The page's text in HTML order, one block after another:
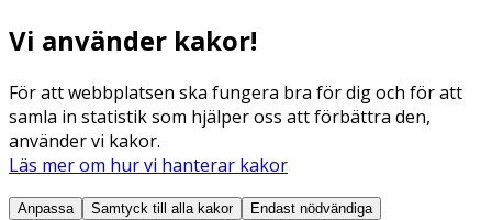
Vi använder kakor!
För att webbplatsen ska fungera bra för dig och för att
samla in statistik som hjälper oss att förbättra den,
använder vi kakor.
Läs mer om hur vi hanterar kakor
Anpassa Samtyck till alla kakor
Endast nödvändiga